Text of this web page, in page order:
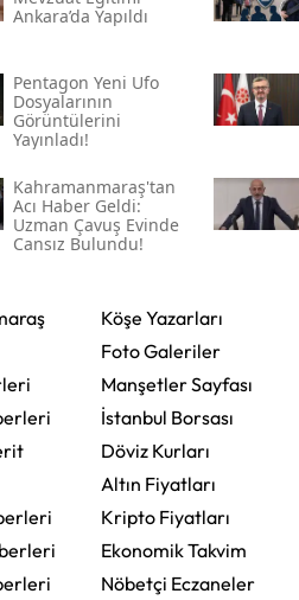
Ankara’da Yapıldı
Pentagon Yeni Ufo
Dosyalarının
Görüntülerini
Yayınladı!
Kahramanmaraş'tan
Acı Haber Geldi:
Uzman Çavuş Evinde
Cansız Bulundu!
Köşe Yazarları
Foto Galeriler
Manşetler Sayfası
İstanbul Borsası
Döviz Kurları
Altın Fiyatları
Kripto Fiyatları
Ekonomik Takvim
Nöbetçi Eczaneler